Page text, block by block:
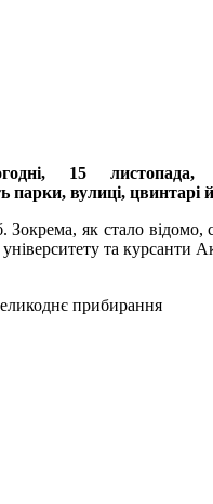
15
вулиці, цвинтарі
Зокрема, як стало
та курсанти
прибирання